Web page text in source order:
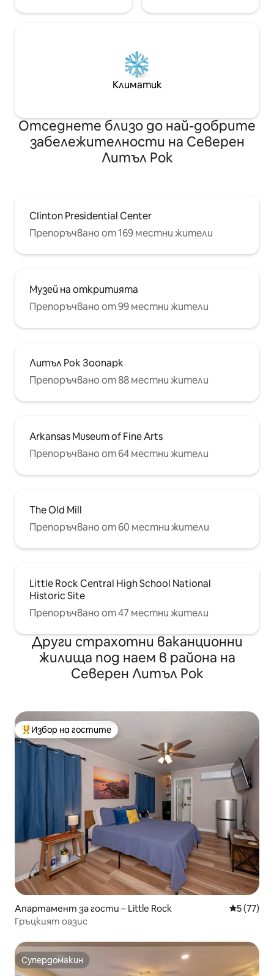
Климатик
Отседнете близо до най-добрите
забележителности на Северен
Литъл Рок
Clinton Presidential Center
Препоръчвано от 169 местни жители
Музей на откритията
Препоръчвано от 99 местни жители
Литъл Рок Зоопарк
Препоръчвано от 88 местни жители
Arkansas Museum of Fine Arts
Препоръчвано от 64 местни жители
The Old Mill
Препоръчвано от 60 местни жители
Little Rock Central High School National
Historic Site
Препоръчвано от 47 местни жители
Други страхотни ваканционни
жилища под наем в района на
Северен Литъл Рок
Най-популярен избор на гостите
Избор на гостите
Апартамент за гости – Little Rock Средна
5 (77)
Гръцкият оазис
Супердомакин
Супердомакин